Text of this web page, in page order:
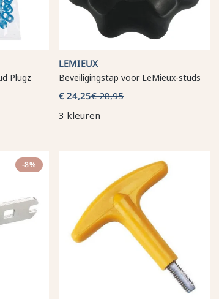
Plugz
LEMIEUX
Beveiligingstap voor LeMieux-studs
€ 24,25€ 28,95
3 kleuren
-8%